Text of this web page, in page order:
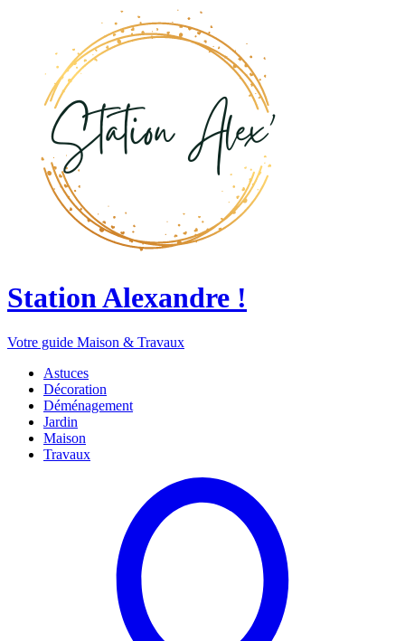
Station Alexandre !
Votre guide Maison & Travaux
Astuces
Décoration
Déménagement
Jardin
Maison
Travaux